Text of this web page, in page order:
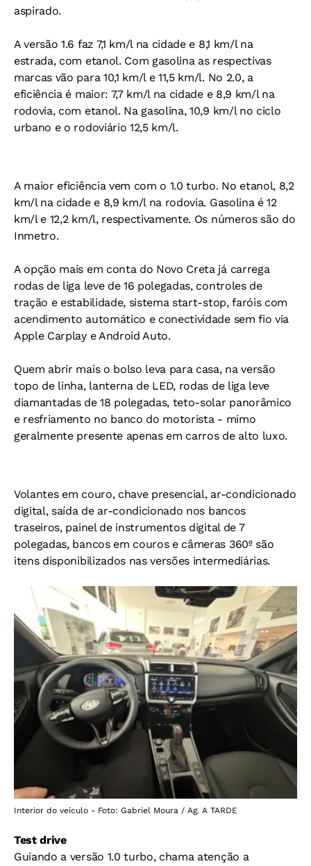
aspirado.
A versão 1.6 faz 7,1 km/l na cidade e 8,1 km/l na
estrada, com etanol. Com gasolina as respectivas
marcas vão para 10,1 km/l e 11,5 km/l. No 2.0, a
eficiência é maior: 7,7 km/l na cidade e 8,9 km/l na
rodovia, com etanol. Na gasolina, 10,9 km/l no ciclo
urbano e o rodoviário 12,5 km/l.
A maior eficiência vem com o 1.0 turbo. No etanol, 8,2
km/l na cidade e 8,9 km/l na rodovia. Gasolina é 12
km/l e 12,2 km/l, respectivamente. Os números são do
Inmetro.
A opção mais em conta do Novo Creta já carrega
rodas de liga leve de 16 polegadas, controles de
tração e estabilidade, sistema start-stop, faróis com
acendimento automático e conectividade sem fio via
Apple Carplay e Android Auto.
Quem abrir mais o bolso leva para casa, na versão
topo de linha, lanterna de LED, rodas de liga leve
diamantadas de 18 polegadas, teto-solar panorâmico
e resfriamento no banco do motorista - mimo
geralmente presente apenas em carros de alto luxo.
Volantes em couro, chave presencial, ar-condicionado
digital, saída de ar-condicionado nos bancos
traseiros, painel de instrumentos digital de 7
polegadas, bancos em couros e câmeras 360º são
itens disponibilizados nas versões intermediárias.
Interior do veículo - Foto: Gabriel Moura / Ag. A TARDE
Test drive
Guiando a versão 1.0 turbo, chama atenção a